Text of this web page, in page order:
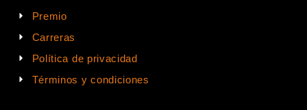
Premio
Carreras
Política de privacidad
Términos y condiciones